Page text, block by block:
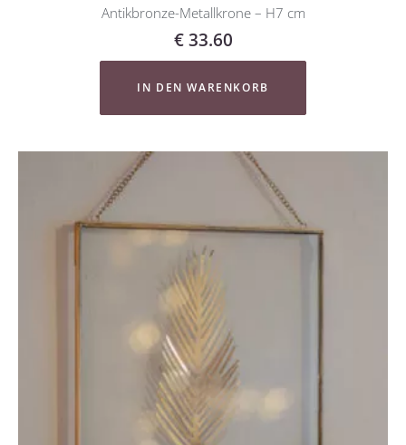
Antikbronze-Metallkrone – H7 cm
€33.60
IN DEN WARENKORB